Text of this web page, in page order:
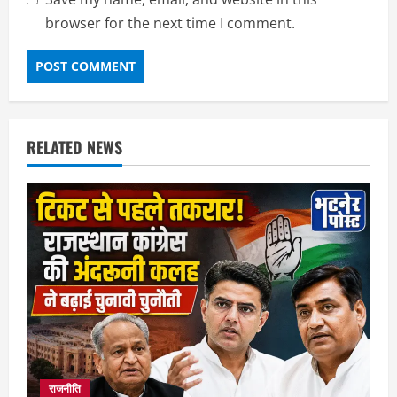
browser for the next time I comment.
RELATED NEWS
राजनीति